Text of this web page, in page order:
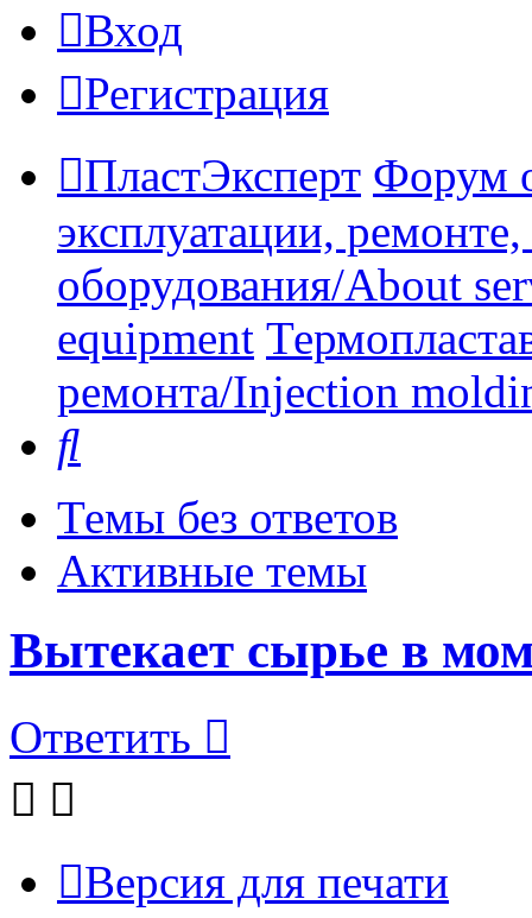
Вход
Регистрация
ПластЭксперт Форум
эксплуатации,
оборудования/About
equipment
ремонта/Injection
Темы без ответов
Активные темы
Вытекает сырье в
Ответить
Версия для печати